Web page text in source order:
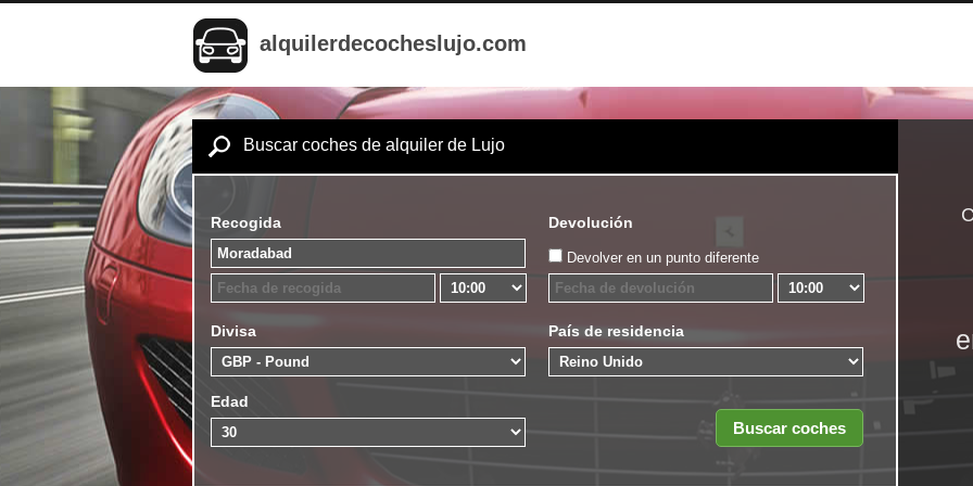
alquilerdecocheslujo.com
Buscar coches de alquiler de Lujo
Recogida Devolución
Devolver en un punto diferente
Divisa País de residencia
Edad